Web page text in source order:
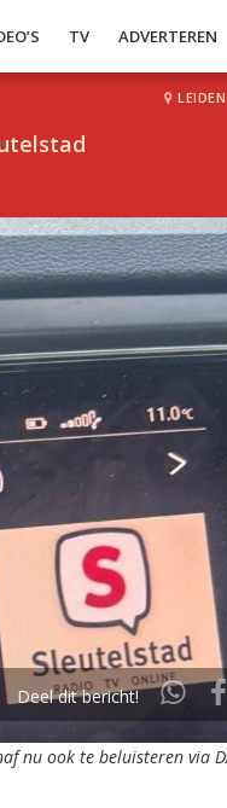
TV ADVERTEREN
LEIDEN
Deel dit bericht!
nu ook te beluisteren via